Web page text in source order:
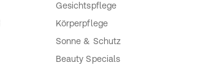
Gesichtspflege
Körperpflege
Sonne & Schutz
Beauty Specials